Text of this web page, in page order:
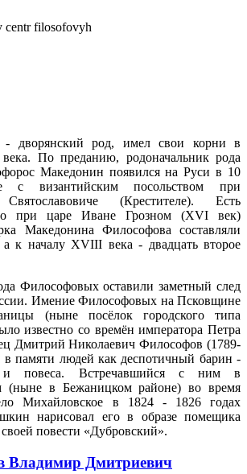
- дворянский род, имел свои корни в
По преданию, родоначальник рода
Македонин появился на Руси в 10
с византийским посольством при
(Крестителе). Есть
при царе Иване Грозном (XVI век)
Македонина Философова составляли
а к началу XVIII века - двадцать второе
Философовых оставили заметный след
Имение Философовых на Псковщине
(ныне посёлок городского типа
известно со времён императора Петра
Дмитрий Николаевич Философов (1789-
в памяти людей как деспотичный барин -
и повеса. Встречавшийся с ним в
(ныне в Бежаницком районе) во время
Михайловское в 1824 - 1826 годах
нарисовал его в образе помещика
повести «Дубровский».
Владимир Дмитриевич